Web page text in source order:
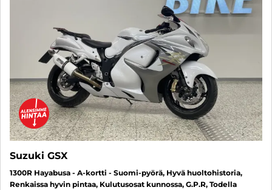
Suzuki GSX
1300R Hayabusa - A-kortti - Suomi-pyörä, Hyvä huoltohistoria,
Renkaissa hyvin pintaa, Kulutusosat kunnossa, G.P.R, Todella